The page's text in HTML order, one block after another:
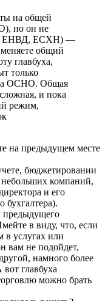
на общей
но он не
ЕНВД, ЕСХН) —
общий
главбуха,
только
ОСНО. Общая
и пока
режим,
на предыдущем месте
бюджетировании
компаний,
и его
бухгалтера).
предыдущего
в виду, что, если
в услугах или
вам не подойдет,
намного более
главбуха
можно брать